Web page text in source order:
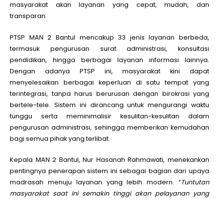
masyarakat akan layanan yang cepat, mudah, dan
transparan.
PTSP MAN 2 Bantul mencakup 33 jenis layanan berbeda,
termasuk pengurusan surat administrasi, konsultasi
pendidikan, hingga berbagai layanan informasi lainnya.
Dengan adanya PTSP ini, masyarakat kini dapat
menyelesaikan berbagai keperluan di satu tempat yang
terintegrasi, tanpa harus berurusan dengan birokrasi yang
bertele-tele. Sistem ini dirancang untuk mengurangi waktu
tunggu serta meminimalisir kesulitan-kesulitan dalam
pengurusan administrasi, sehingga memberikan kemudahan
bagi semua pihak yang terlibat.
Kepala MAN 2 Bantul, Nur Hasanah Rahmawati, menekankan
pentingnya penerapan sistem ini sebagai bagian dari upaya
madrasah menuju layanan yang lebih modern. “Tuntutan
masyarakat saat ini semakin tinggi akan pelayanan yang